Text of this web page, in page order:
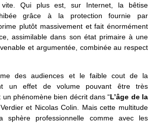
vite. Qui plus est, sur Internet, la bêtise
grâce à la protection fournie par
plutôt massivement et fait énormément
assimilable dans son état primaire à une
et argumentée, combinée au respect
des audiences et le faible cout de la
un effet de volume pouvant être très
un phénomène bien décrit dans “L’âge de la
et Nicolas Colin. Mais cette multitude
sphère professionnelle comme avec les